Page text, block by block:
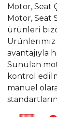
Motor, Seat
Motor, Seat
ürünleri
Ürünlerimiz
avantajıyla
Sunulan
kontrol
manuel